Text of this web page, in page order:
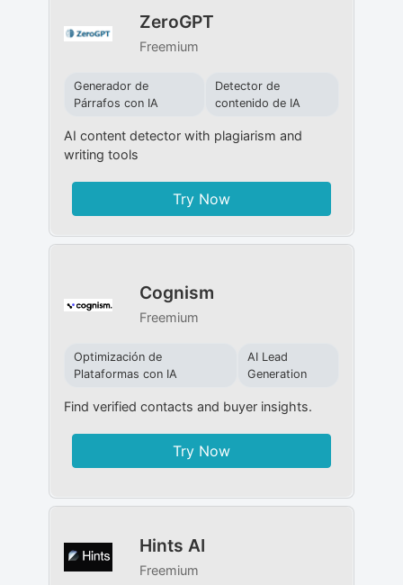
ZeroGPT
Freemium
Generador de
Párrafos con IA
Detector de
contenido de IA
AI content detector with plagiarism and
writing tools
Try Now
Cognism
Freemium
Optimización de
Plataformas con IA
AI Lead
Generation
Find verified contacts and buyer insights.
Try Now
Hints AI
Freemium